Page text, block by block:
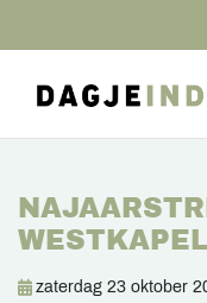
zaterdag 23 oktober